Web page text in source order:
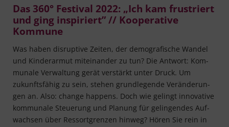
Das 360° Festival 2022: „Ich kam frustriert
und ging inspiriert” // Kooperative
Kommune
Was haben dis­rup­ti­ve Zei­ten, der demo­gra­fi­sche Wan­del
und Kin­der­ar­mut mit­ein­an­der zu tun? Die Ant­wort: Kom­
mu­na­le Ver­wal­tung gerät ver­stärkt unter Druck. Um
zukunfts­fä­hig zu sein, ste­hen grund­le­gen­de Ver­än­de­run­
gen an. Also: chan­ge hap­pens. Doch wie gelingt inno­va­ti­ve
kom­mu­na­le Steue­rung und Pla­nung für gelin­gen­des Auf­
wach­sen über Res­sort­gren­zen hin­weg? Hören Sie rein in